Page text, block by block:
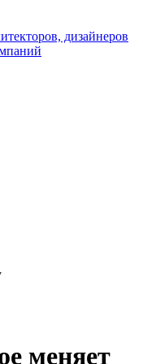
дизайнеров
меняет